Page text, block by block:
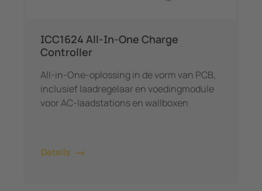
ICC1624 All-In-One Charge
Controller
All-in-One-oplossing in de vorm van PCB,
inclusief laadregelaar en voedingmodule
voor AC-laadstations en wallboxen
Details